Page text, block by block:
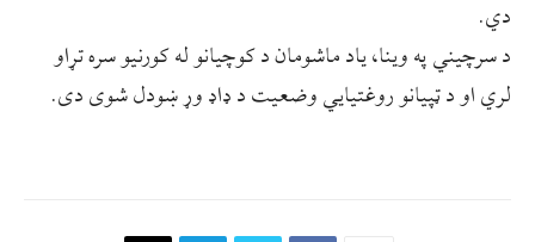
دي.
د سرچيني په وينا، یاد ماشومان د کوچیانو له کورنیو سره تړاو
لري او د ټپیانو روغتیايي وضعیت د ډاډ وړ ښودل شوی دی.